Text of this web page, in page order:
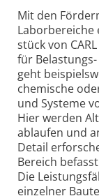
Mit den
stück von
für
geht
chemische
und Systeme
Hier werden
ablaufen und
Detail
Bereich
Die
einzelner